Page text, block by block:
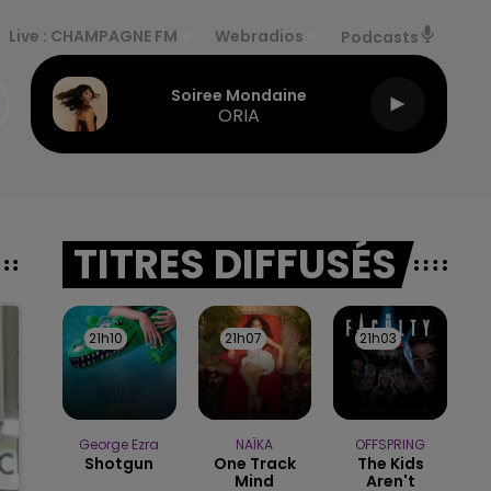
Live : CHAMPAGNE FM Webradios Podcasts
Soiree Mondaine
ORIA
TITRES DIFFUSÉS
21h10
21h10
George Ezra
Shotgun
21h07
21h07
NAÏKA
One Track
Mind
21h03
21h03
OFFSPRING
The Kids
Aren't